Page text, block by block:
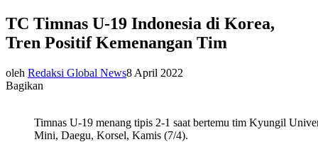
TC Timnas U-19 Indonesia di Korea,
Tren Positif Kemenangan Tim
oleh Redaksi Global News8 April 2022
Bagikan
Timnas U-19 menang tipis 2-1 saat bertemu tim Kyungil
Mini, Daegu, Korsel, Kamis (7/4).